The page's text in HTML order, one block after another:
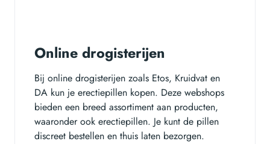
Online drogisterijen
Bij online drogisterijen zoals Etos, Kruidvat en
DA kun je erectiepillen kopen. Deze webshops
bieden een breed assortiment aan producten,
waaronder ook erectiepillen. Je kunt de pillen
discreet bestellen en thuis laten bezorgen.